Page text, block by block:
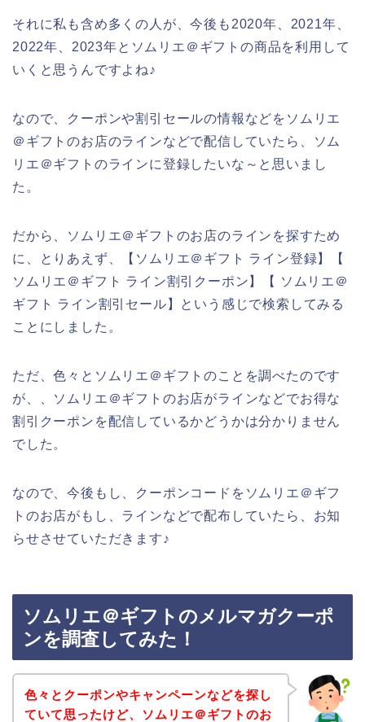
それに私も含め多くの人が、今後も2020年、2021年、
2022年、2023年とソムリエ＠ギフトの商品を利用して
いくと思うんですよね♪
なので、クーポンや割引セールの情報などをソムリエ
＠ギフトのお店のラインなどで配信していたら、ソム
リエ＠ギフトのラインに登録したいな～と思いまし
た。
だから、ソムリエ＠ギフトのお店のラインを探すため
に、とりあえず、【ソムリエ＠ギフト ライン登録】【
ソムリエ＠ギフト ライン割引クーポン】【 ソムリエ＠
ギフト ライン割引セール】という感じで検索してみる
ことにしました。
ただ、色々とソムリエ＠ギフトのことを調べたのです
が、、ソムリエ＠ギフトのお店がラインなどでお得な
割引クーポンを配信しているかどうかは分かりません
でした。
なので、今後もし、クーポンコードをソムリエ＠ギフ
トのお店がもし、ラインなどで配布していたら、お知
らせさせていただきます♪
ソムリエ＠ギフトのメルマガクーポ
ンを調査してみた！
色々とクーポンやキャンペーンなどを探し
ていて思ったけど、ソムリエ＠ギフトのお